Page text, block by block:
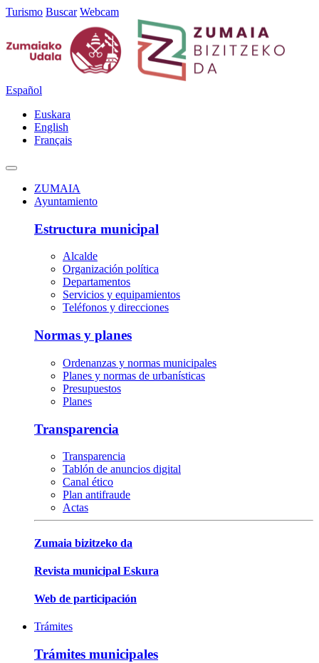
Turismo Buscar Webcam
Español
Euskara
English
Français
ZUMAIA
Ayuntamiento
Estructura municipal
Alcalde
Organización política
Departamentos
Servicios y equipamientos
Teléfonos y direcciones
Normas y planes
Ordenanzas y normas municipales
Planes y normas de urbanísticas
Presupuestos
Planes
Transparencia
Transparencia
Tablón de anuncios digital
Canal ético
Plan antifraude
Actas
Zumaia bizitzeko da
Revista municipal Eskura
Web de participación
Trámites
Trámites municipales